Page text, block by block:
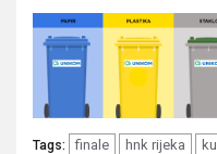
Tags: finale hnk rijeka